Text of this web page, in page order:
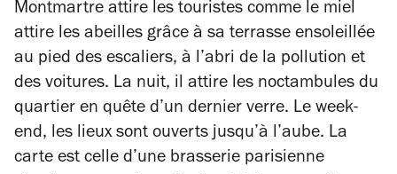
Montmartre attire les touristes comme le miel
attire les abeilles grâce à sa terrasse ensoleillée
au pied des escaliers, à l’abri de la pollution et
des voitures. La nuit, il attire les noctambules du
quartier en quête d’un dernier verre. Le week-
end, les lieux sont ouverts jusqu’à l’aube. La
carte est celle d’une brasserie parisienne